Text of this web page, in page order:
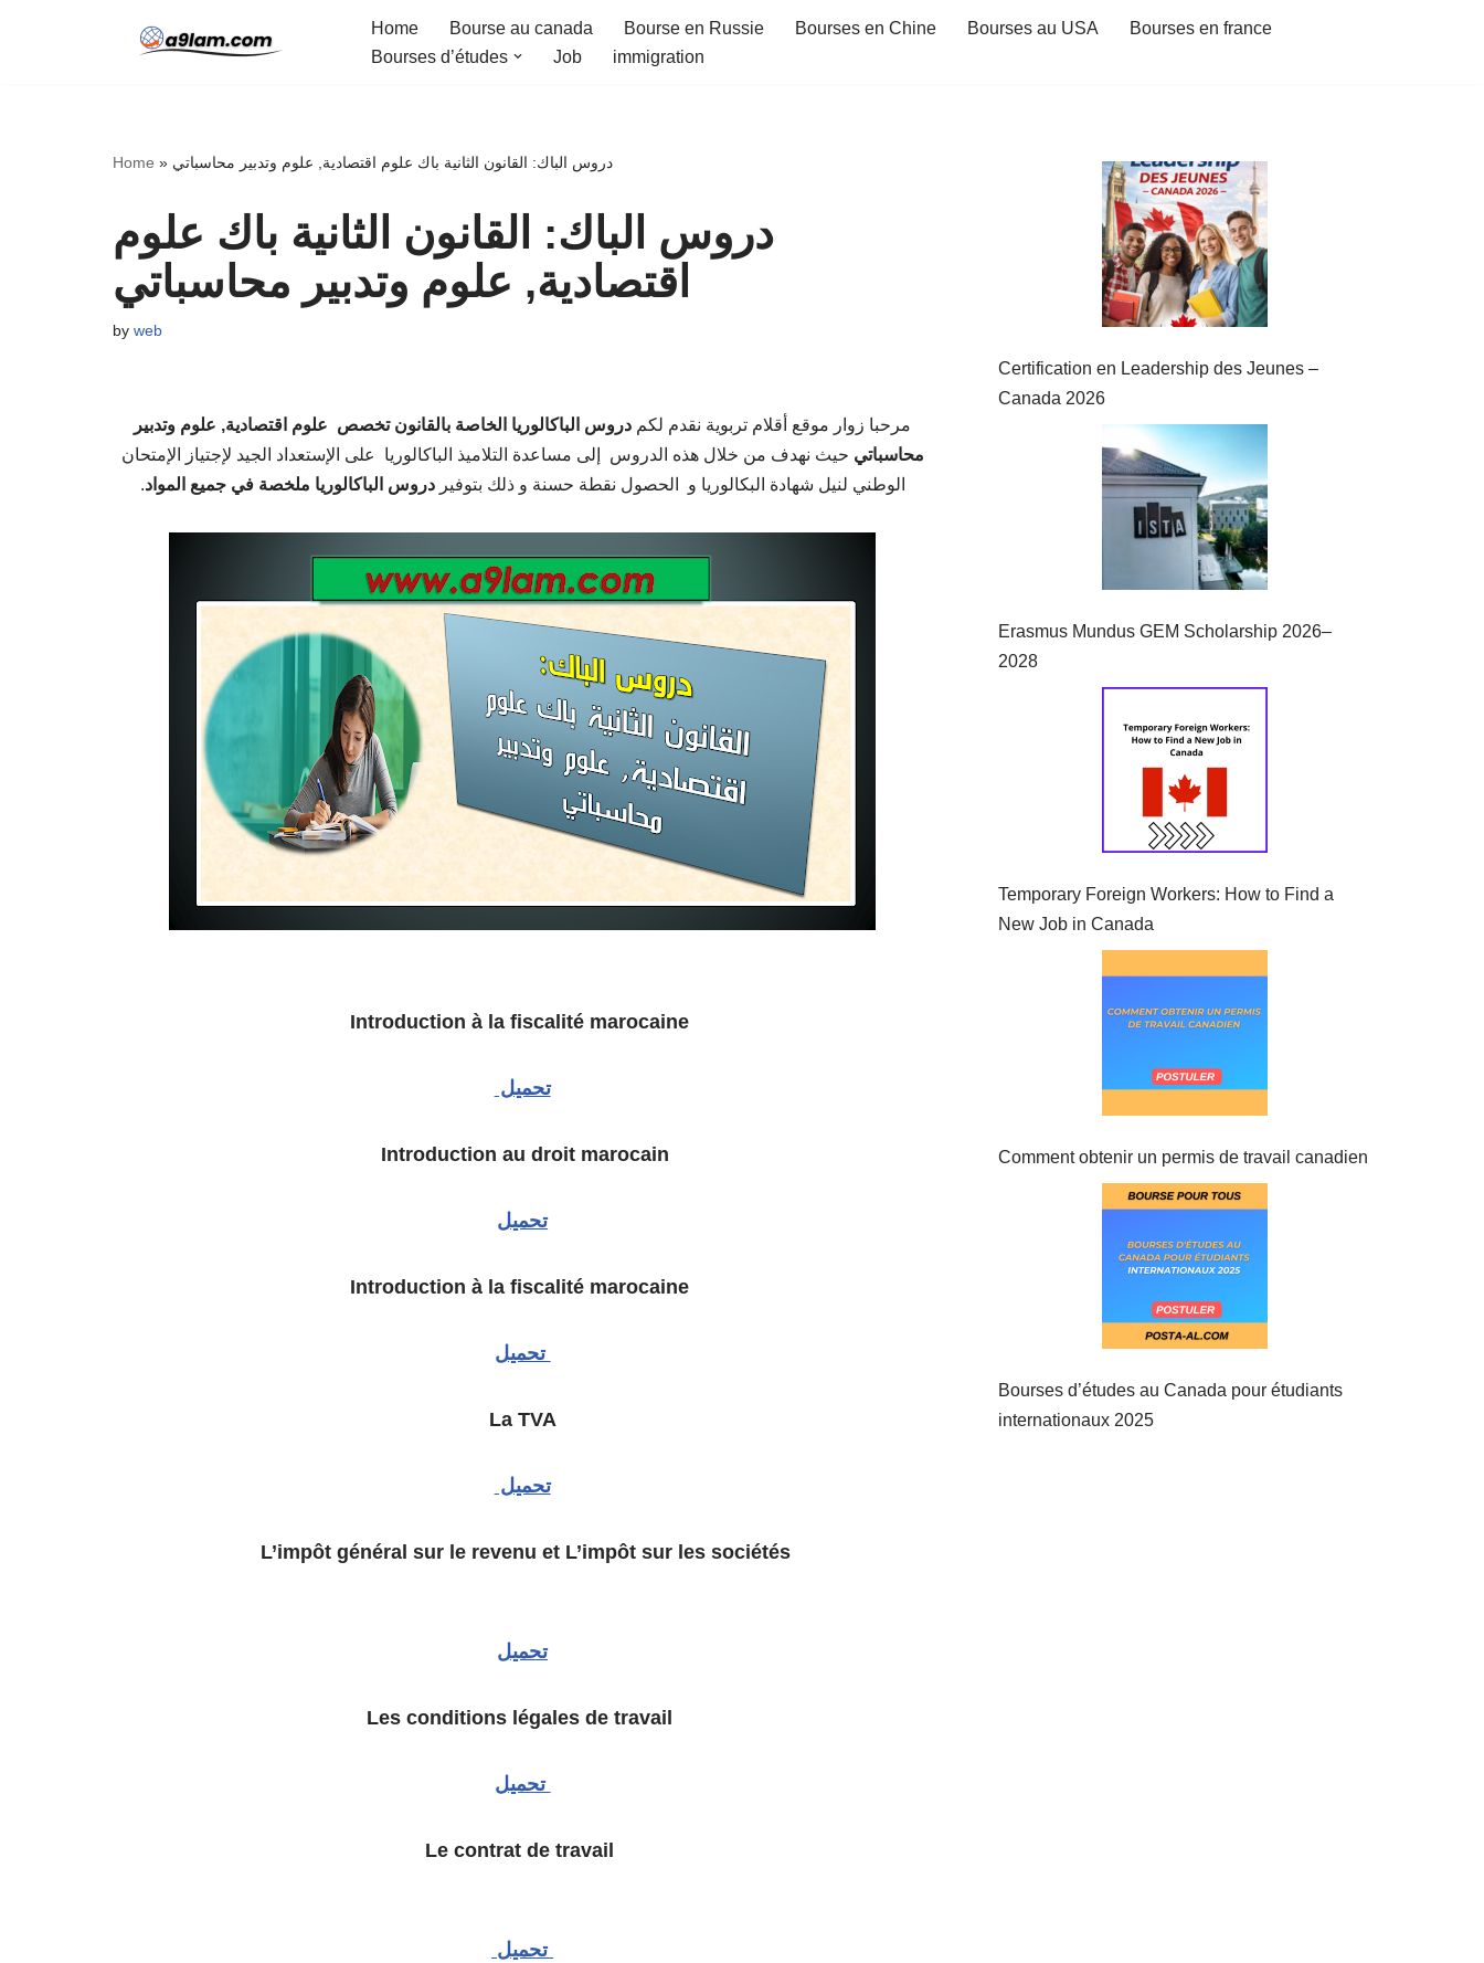
Home Bourse au canada Bourse en Russie Bourses en Chine Bourses au USA
Bourses en france
Bourses d’études
Job immigration
Home » دروس الباك: القانون الثانية باك علوم اقتصادية, علوم وتدبير محاسباتي
دروس الباك: القانون الثانية باك علوم
اقتصادية, علوم وتدبير محاسباتي
by web
مرحبا زوار موقع أقلام تربوية نقدم لكم دروس الباكالوريا الخاصة بالقانون تخصص علوم اقتصادية, علوم وتدبير
محاسباتي حيث نهدف من خلال هذه الدروس إلى مساعدة التلاميذ الباكالوريا على الإستعداد الجيد لإجتياز الإمتحان
الوطني لنيل شهادة البكالوريا و الحصول نقطة حسنة و ذلك بتوفير دروس الباكالوريا ملخصة في جميع المواد.
تحميل
Introduction au droit marocain
تحميل
تحميل
La TVA
تحميل
L’impôt général sur le revenu et L’impôt sur les sociétés
تحميل
تحميل
تحميل
Certification en Leadership des Jeunes –
Canada 2026
Erasmus Mundus GEM Scholarship 2026–
2028
Temporary Foreign Workers: How to Find a
New Job in Canada
Comment obtenir un permis de travail canadien
Bourses d’études au Canada pour étudiants
internationaux 2025